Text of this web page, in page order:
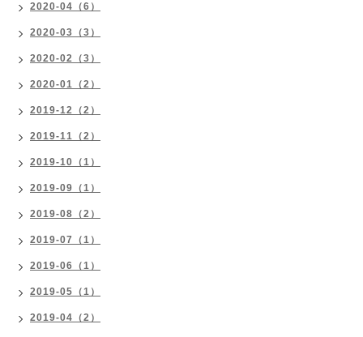
2020-04（6）
2020-03（3）
2020-02（3）
2020-01（2）
2019-12（2）
2019-11（2）
2019-10（1）
2019-09（1）
2019-08（2）
2019-07（1）
2019-06（1）
2019-05（1）
2019-04（2）